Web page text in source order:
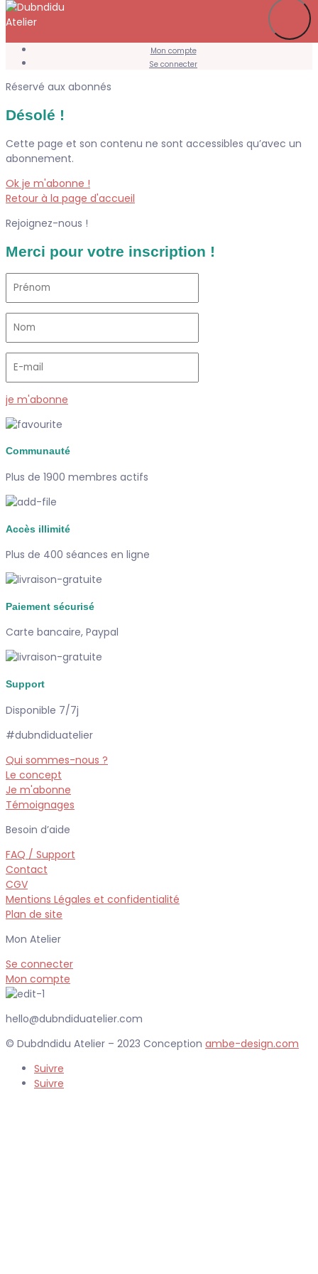
Mon compte
Se connecter
Réservé aux abonnés
Désolé !
Cette page et son contenu ne sont accessibles qu’avec un
abonnement.
Ok je m'abonne !
Retour à la page d'accueil
Rejoignez-nous !
Merci pour votre inscription !
je m'abonne
Communauté
Plus de 1900 membres actifs
Accès illimité
Plus de 400 séances en ligne
Paiement sécurisé
Carte bancaire, Paypal
Support
Disponible 7/7j
#dubndiduatelier
Qui sommes-nous ?
Le concept
Je m'abonne
Témoignages
Besoin d’aide
FAQ / Support
Contact
CGV
Mentions Légales et confidentialité
Plan de site
Mon Atelier
Se connecter
Mon compte
hello@dubndiduatelier.com
© Dubdndidu Atelier – 2023 Conception ambe-design.com
Suivre
Suivre